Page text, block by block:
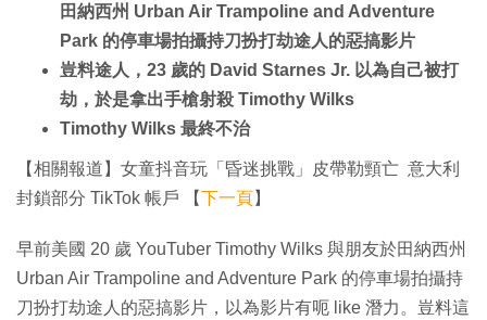
田納西州 Urban Air Trampoline and Adventure
Park 的停車場拍攝持刀扮打劫途人的惡搞影片
豈料途人，23 歲的 David Starnes Jr. 以為自己被打
劫，於是拿出手槍射殺 Timothy Wilks
Timothy Wilks 最終不治
【相關報道】女童抖音玩「昏迷挑戰」皮帶勒頸亡 意大利
封鎖部分 TikTok 帳戶 【下一頁】
早前美國 20 歲 YouTuber Timothy Wilks 與朋友於田納西州
Urban Air Trampoline and Adventure Park 的停車場拍攝持
刀扮打劫途人的惡搞影片，以為影片有呃 like 潛力。豈料這